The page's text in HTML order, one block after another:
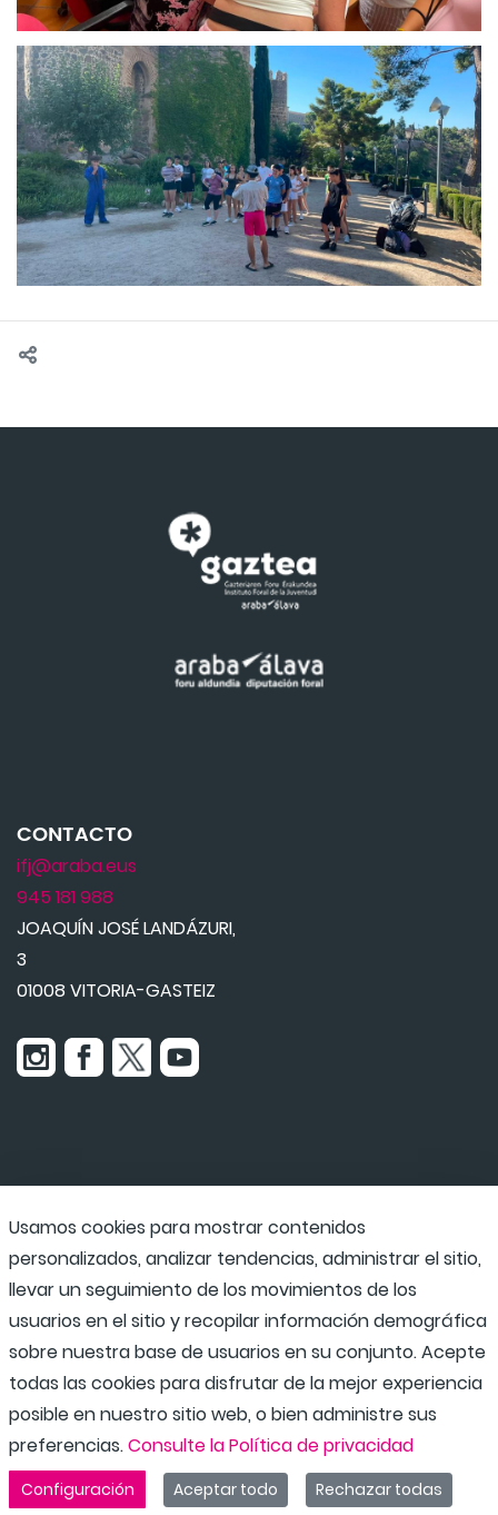
Udaraba
Programas escolares
CONTACTO
ifj@araba.eus
945 181 988
JOAQUÍN JOSÉ LANDÁZURI,
3
01008 VITORIA-GASTEIZ
Usamos cookies para mostrar contenidos
personalizados, analizar tendencias, administrar el sitio,
llevar un seguimiento de los movimientos de los
usuarios en el sitio y recopilar información demográfica
sobre nuestra base de usuarios en su conjunto. Acepte
todas las cookies para disfrutar de la mejor experiencia
posible en nuestro sitio web, o bien administre sus
preferencias.Consulte la Política de privacidad
Configuración Aceptar todo Rechazar todas